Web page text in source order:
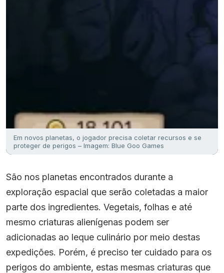
Em novos planetas, o jogador precisa coletar recursos e se
proteger de perigos – Imagem: Blue Goo Games
São nos planetas encontrados durante a
exploração espacial que serão coletadas a maior
parte dos ingredientes. Vegetais, folhas e até
mesmo criaturas alienígenas podem ser
adicionadas ao leque culinário por meio destas
expedições. Porém, é preciso ter cuidado para os
perigos do ambiente, estas mesmas criaturas que